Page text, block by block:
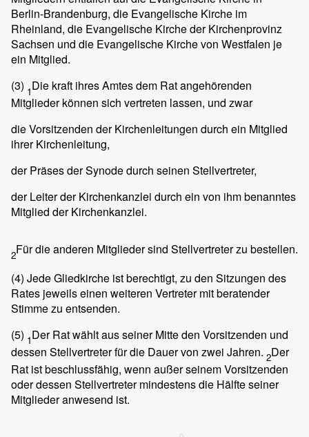
Berlin-­Brandenburg, die Evangelische Kirche im
Rheinland, die Evangelische Kirche der Kirchenprovinz
Sachsen und die Evangelische Kirche von Westfalen je
ein Mitglied.
(3) 1Die kraft ihres Amtes dem Rat angehörenden
Mitglieder können sich vertreten lassen, und zwar
die Vorsitzenden der Kirchenleitungen durch ein Mitglied
ihrer Kirchenleitung,
der Präses der Synode durch seinen Stellvertreter,
der Leiter der Kirchenkanzlei durch ein von ihm benanntes
Mitglied der Kirchenkanzlei.
2Für die anderen Mitglieder sind Stellvertreter zu bestellen.
(4) Jede Gliedkirche ist berechtigt, zu den Sitzungen des
Rates jeweils einen weiteren Vertreter mit beratender
Stimme zu entsenden.
(5) 1Der Rat wählt aus seiner Mitte den Vorsitzenden und
dessen Stellvertreter für die Dauer von zwei Jahren. 2Der
Rat ist beschlussfähig, wenn außer seinem Vorsitzenden
oder dessen Stellvertreter mindestens die Hälfte seiner
Mitglieder anwesend ist.